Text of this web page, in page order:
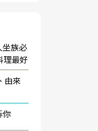
坐族必
理最好
由來